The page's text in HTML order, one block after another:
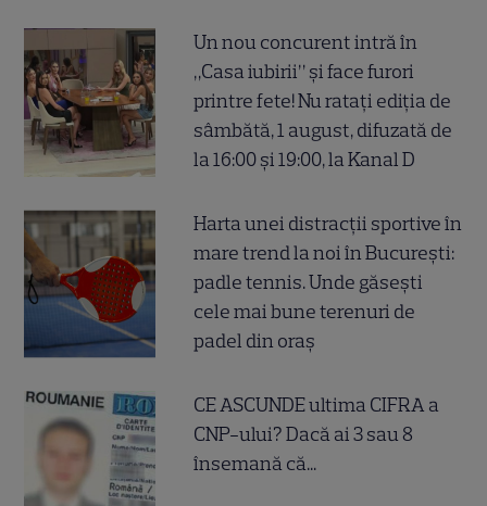
Un nou concurent intră în
„Casa iubirii” și face furori
printre fete! Nu ratați ediția de
sâmbătă, 1 august, difuzată de
la 16:00 și 19:00, la Kanal D
Harta unei distracții sportive în
mare trend la noi în București:
padle tennis. Unde găsești
cele mai bune terenuri de
padel din oraș
CE ASCUNDE ultima CIFRA a
CNP-ului? Dacă ai 3 sau 8
însemană că...